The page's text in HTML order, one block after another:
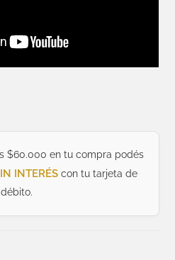
$60.000 en tu compra podés
INTERÉScon tu tarjeta de
débito.